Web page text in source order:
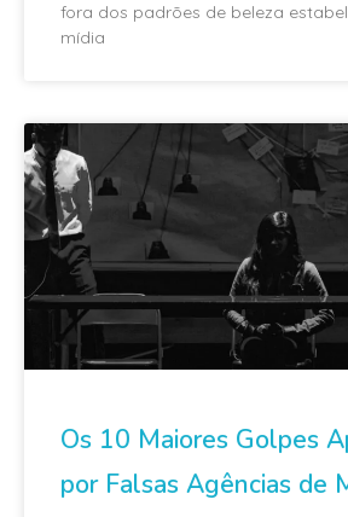
fora dos padrões de beleza
mídia
Os 10 Maiores Golpes
por Falsas Agências de